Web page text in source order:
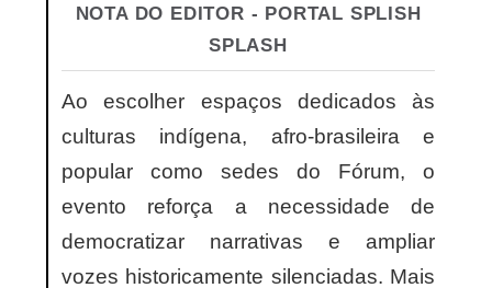
NOTA DO EDITOR - PORTAL SPLISH
SPLASH
Ao escolher espaços dedicados às
culturas indígena, afro-brasileira e
popular como sedes do Fórum, o
evento reforça a necessidade de
democratizar narrativas e ampliar
vozes historicamente silenciadas. Mais